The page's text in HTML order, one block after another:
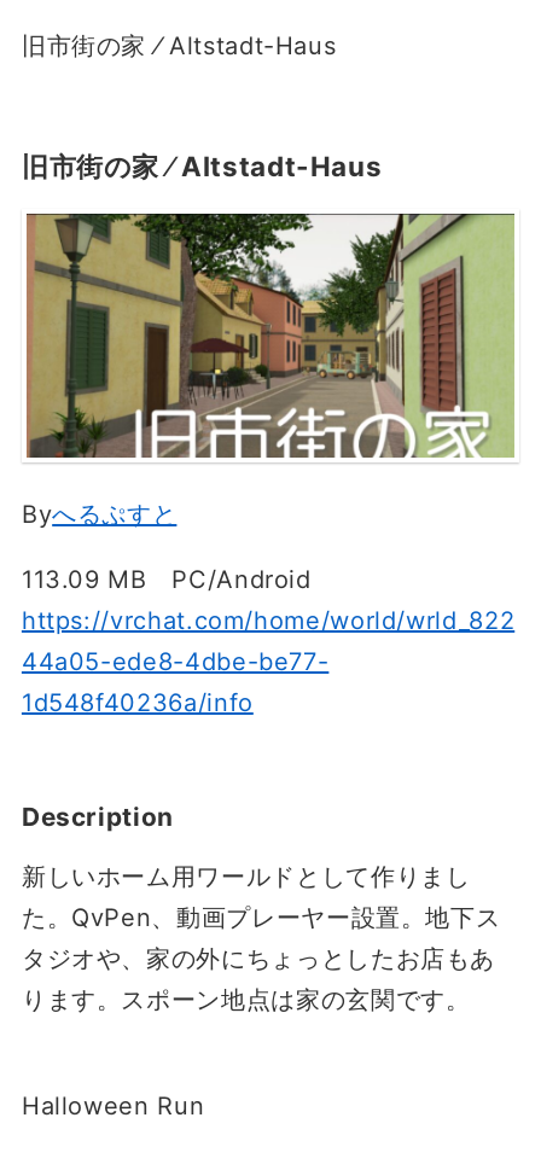
旧市街の家 ⁄ Altstadt-Haus
旧市街の家 ⁄ Altstadt-Haus
Byへるぷすと
113.09 MB PC/Android
https://vrchat.com/home/world/wrld_822
44a05-ede8-4dbe-be77-
1d548f40236a/info
Description
新しいホーム用ワールドとして作りまし
た。QvPen、動画プレーヤー設置。地下ス
タジオや、家の外にちょっとしたお店もあ
ります。スポーン地点は家の玄関です。
Halloween Run